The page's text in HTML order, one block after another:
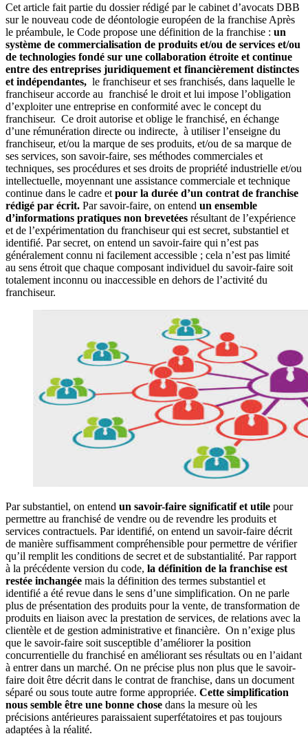
Cet article fait partie du dossier rédigé par le cabinet d’avocats DBB
sur le nouveau code de déontologie européen de la franchise Après
le préambule, le Code propose une définition de la franchise : un
système de commercialisation de produits et/ou de services et/ou
de technologies fondé sur une collaboration étroite et continue
entre des entreprises juridiquement et financièrement distinctes
et indépendantes, le franchiseur et ses franchisés, dans laquelle le
franchiseur accorde au franchisé le droit et lui impose l’obligation
d’exploiter une entreprise en conformité avec le concept du
franchiseur. Ce droit autorise et oblige le franchisé, en échange
d’une rémunération directe ou indirecte, à utiliser l’enseigne du
franchiseur, et/ou la marque de ses produits, et/ou de sa marque de
ses services, son savoir-faire, ses méthodes commerciales et
techniques, ses procédures et ses droits de propriété industrielle et/ou
intellectuelle, moyennant une assistance commerciale et technique
continue dans le cadre et pour la durée d’un contrat de franchise
rédigé par écrit. Par savoir-faire, on entend un ensemble
d’informations pratiques non brevetées résultant de l’expérience
et de l’expérimentation du franchiseur qui est secret, substantiel et
identifié. Par secret, on entend un savoir-faire qui n’est pas
généralement connu ni facilement accessible ; cela n’est pas limité
au sens étroit que chaque composant individuel du savoir-faire soit
totalement inconnu ou inaccessible en dehors de l’activité du
franchiseur.
Par substantiel, on entend un savoir-faire significatif et utile pour
permettre au franchisé de vendre ou de revendre les produits et
services contractuels. Par identifié, on entend un savoir-faire décrit
de manière suffisamment compréhensible pour permettre de vérifier
qu’il remplit les conditions de secret et de substantialité. Par rapport
à la précédente version du code, la définition de la franchise est
restée inchangée mais la définition des termes substantiel et
identifié a été revue dans le sens d’une simplification. On ne parle
plus de présentation des produits pour la vente, de transformation de
produits en liaison avec la prestation de services, de relations avec la
clientèle et de gestion administrative et financière. On n’exige plus
que le savoir-faire soit susceptible d’améliorer la position
concurrentielle du franchisé en améliorant ses résultats ou en l’aidant
à entrer dans un marché. On ne précise plus non plus que le savoir-
faire doit être décrit dans le contrat de franchise, dans un document
séparé ou sous toute autre forme appropriée. Cette simplification
nous semble être une bonne chose dans la mesure où les
précisions antérieures paraissaient superfétatoires et pas toujours
adaptées à la réalité.